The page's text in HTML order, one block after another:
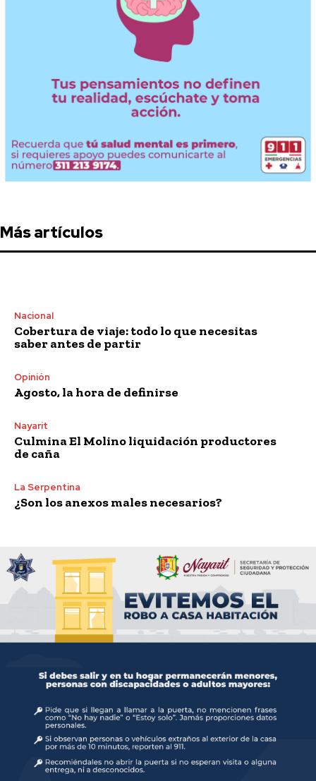
Más artículos
Nacional
Cobertura de viaje: todo lo que necesitas
saber antes de partir
Opinión
Agosto, la hora de definirse
Nayarit
Culmina El Molino liquidación productores
de caña
La Serpentina
¿Son los anexos males necesarios?